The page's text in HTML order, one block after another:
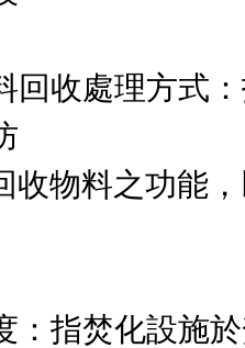
回收處理方式
物料之功能
：指焚化設施